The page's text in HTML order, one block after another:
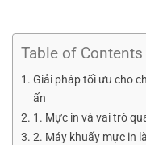
Table of Contents
Giải pháp tối ưu cho
ấn
1. Mực in và vai trò
2. Máy khuấy mực in